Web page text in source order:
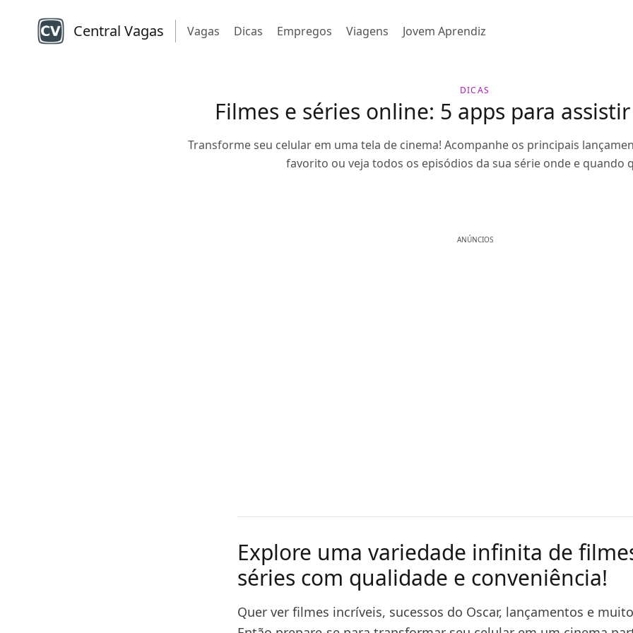
Central Vagas Vagas Dicas Empregos Viagens Jovem Aprendiz
DICAS
Filmes e séries online: 5 apps para
Transforme seu celular em uma tela de cinema! Acompanhe os principais
favorito ou veja todos os episódios da sua série onde e quando
ANÚNCIOS
Explore uma variedade infinita de
séries com qualidade e conveniência!
Quer ver filmes incríveis, sucessos do Oscar, lançamentos e